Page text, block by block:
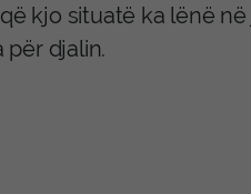
kjo situatë ka lënë
djalin.